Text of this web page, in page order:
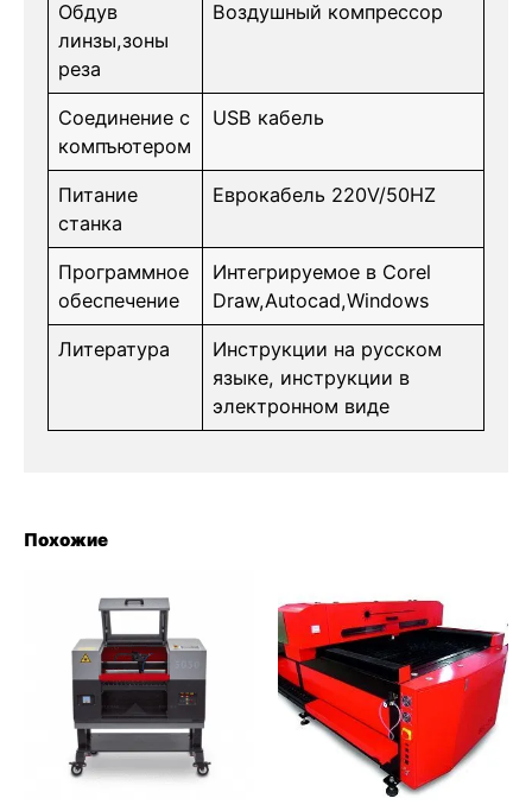
Обдув
линзы,зоны
реза
Воздушный компрессор
Соединение с
компъютером
USB кабель
Питание
станка
Еврокабель 220V/50HZ
Программное
обеспечение
Интегрируемое в Corel
Draw,Autocad,Windows
Литература
Инструкции на русском
языке, инструкции в
электронном виде
Похожие